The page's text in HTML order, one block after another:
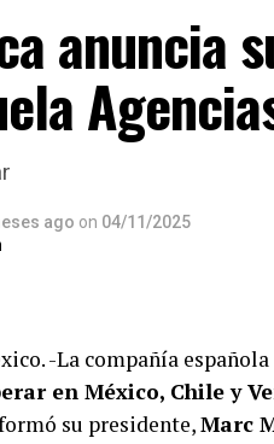
fiscales que refuerzan la
anuncia
ago on 04/11/2025
-La compañía española
en México, Chile y
su presidente,Marc